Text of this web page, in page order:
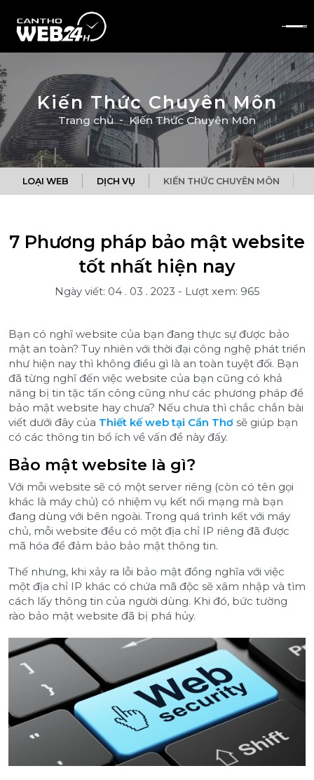
Kiến Thức Chuyên Môn
Trang chủ Kiến Thức Chuyên Môn
LOẠI WEB DỊCH VỤ KIẾN THỨC CHUYÊN MÔN
7 Phương pháp bảo mật website
tốt nhất hiện nay
Ngày viết: 04 . 03 . 2023 - Lượt xem: 965
Bạn có nghĩ website của bạn đang thực sự được bảo
mật an toàn? Tuy nhiên với thời đại công nghệ phát triển
như hiện nay thì không điều gì là an toàn tuyệt đối. Bạn
đã từng nghĩ đến việc website của bạn cũng có khả
năng bị tin tặc tấn công cũng như các phương pháp để
bảo mật website hay chưa? Nếu chưa thì chắc chắn bài
viết dưới đây của Thiết kế web tại Cần Thơ sẽ giúp bạn
có các thông tin bổ ích về vấn đề này đấy.
Bảo mật website là gì?
Với mỗi website sẽ có một server riêng (còn có tên gọi
khác là máy chủ) có nhiệm vụ kết nối mạng mà bạn
đang dùng với bên ngoài. Trong quá trình kết với máy
chủ, mỗi website đều có một địa chỉ IP riêng đã được
mã hóa để đảm bảo bảo mật thông tin.
Thế nhưng, khi xảy ra lỗi bảo mật đồng nghĩa với việc
một địa chỉ IP khác có chứa mã độc sẽ xâm nhập và tìm
cách lấy thông tin của người dùng. Khi đó, bức tường
rào bảo mật website đã bị phá hủy.